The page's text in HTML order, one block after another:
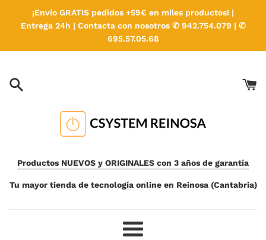
directamente
¡Envío GRATIS pedidos +59€ en miles productos! |
Entrega 24h | Contacta con nosotros ✆ 942.754.079 | ✆
695.57.05.68
Productos NUEVOS y ORIGINALES con 3 años de garantía
Tu mayor tienda de tecnología online en Reinosa (Cantabria)
Más